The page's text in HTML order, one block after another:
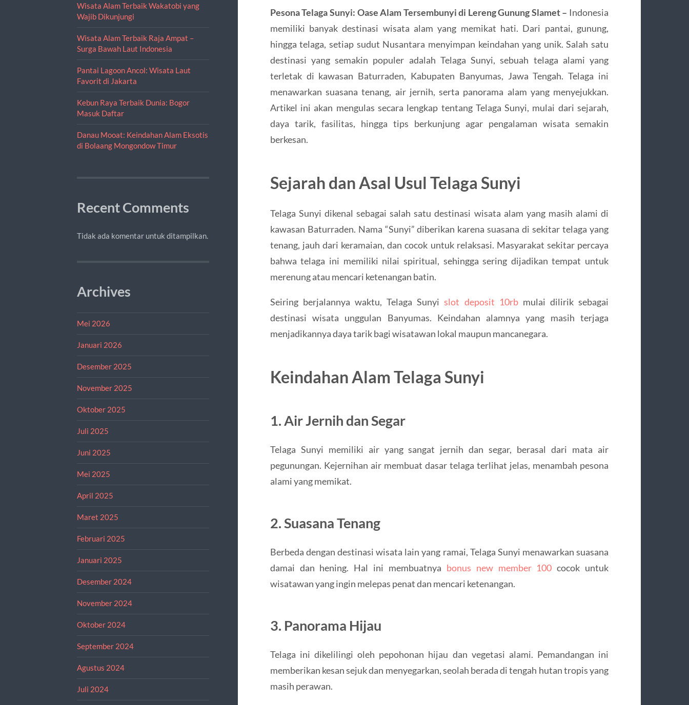
Wisata Alam Terbaik Wakatobi yang
Wajib Dikunjungi
Wisata Alam Terbaik Raja Ampat –
Surga Bawah Laut Indonesia
Pantai Lagoon Ancol: Wisata Laut
Favorit di Jakarta
Kebun Raya Terbaik Dunia: Bogor
Masuk Daftar
Danau Mooat: Keindahan Alam Eksotis
di Bolaang Mongondow Timur
Recent Comments
Tidak ada komentar untuk ditampilkan.
Archives
Mei 2026
Januari 2026
Desember 2025
November 2025
Oktober 2025
Juli 2025
Juni 2025
Mei 2025
April 2025
Maret 2025
Februari 2025
Januari 2025
Desember 2024
November 2024
Oktober 2024
September 2024
Agustus 2024
Juli 2024
Pesona Telaga Sunyi: Oase Alam Tersembunyi di Lereng Gunung Slamet – Indonesia
memiliki banyak destinasi wisata alam yang memikat hati. Dari pantai, gunung,
hingga telaga, setiap sudut Nusantara menyimpan keindahan yang unik. Salah satu
destinasi yang semakin populer adalah Telaga Sunyi, sebuah telaga alami yang
terletak di kawasan Baturraden, Kabupaten Banyumas, Jawa Tengah. Telaga ini
menawarkan suasana tenang, air jernih, serta panorama alam yang menyejukkan.
Artikel ini akan mengulas secara lengkap tentang Telaga Sunyi, mulai dari sejarah,
daya tarik, fasilitas, hingga tips berkunjung agar pengalaman wisata semakin
berkesan.
Sejarah dan Asal Usul Telaga Sunyi
Telaga Sunyi dikenal sebagai salah satu destinasi wisata alam yang masih alami di
kawasan Baturraden. Nama “Sunyi” diberikan karena suasana di sekitar telaga yang
tenang, jauh dari keramaian, dan cocok untuk relaksasi. Masyarakat sekitar percaya
bahwa telaga ini memiliki nilai spiritual, sehingga sering dijadikan tempat untuk
merenung atau mencari ketenangan batin.
Seiring berjalannya waktu, Telaga Sunyislot deposit 10rbmulai dilirik sebagai
destinasi wisata unggulan Banyumas. Keindahan alamnya yang masih terjaga
menjadikannya daya tarik bagi wisatawan lokal maupun mancanegara.
Keindahan Alam Telaga Sunyi
1. Air Jernih dan Segar
Telaga Sunyi memiliki air yang sangat jernih dan segar, berasal dari mata air
pegunungan. Kejernihan air membuat dasar telaga terlihat jelas, menambah pesona
alami yang memikat.
2. Suasana Tenang
Berbeda dengan destinasi wisata lain yang ramai, Telaga Sunyi menawarkan suasana
damai dan hening. Hal ini membuatnya bonus new member 100 cocok untuk
wisatawan yang ingin melepas penat dan mencari ketenangan.
3. Panorama Hijau
Telaga ini dikelilingi oleh pepohonan hijau dan vegetasi alami. Pemandangan ini
memberikan kesan sejuk dan menyegarkan, seolah berada di tengah hutan tropis yang
masih perawan.